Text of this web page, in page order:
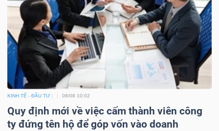
KINH TẾ - ĐẦU TƯ 08/08 10:02
Quy định mới về việc cấm thành viên công
ty đứng tên hộ để góp vốn vào doanh